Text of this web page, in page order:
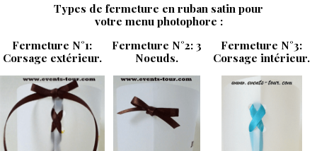
Types de fermeture en ruban satin pour
votre menu photophore :
Fermeture N°1:
Corsage extérieur.
Fermeture N°2: 3
Noeuds.
Fermeture N°3:
Corsage intérieur.